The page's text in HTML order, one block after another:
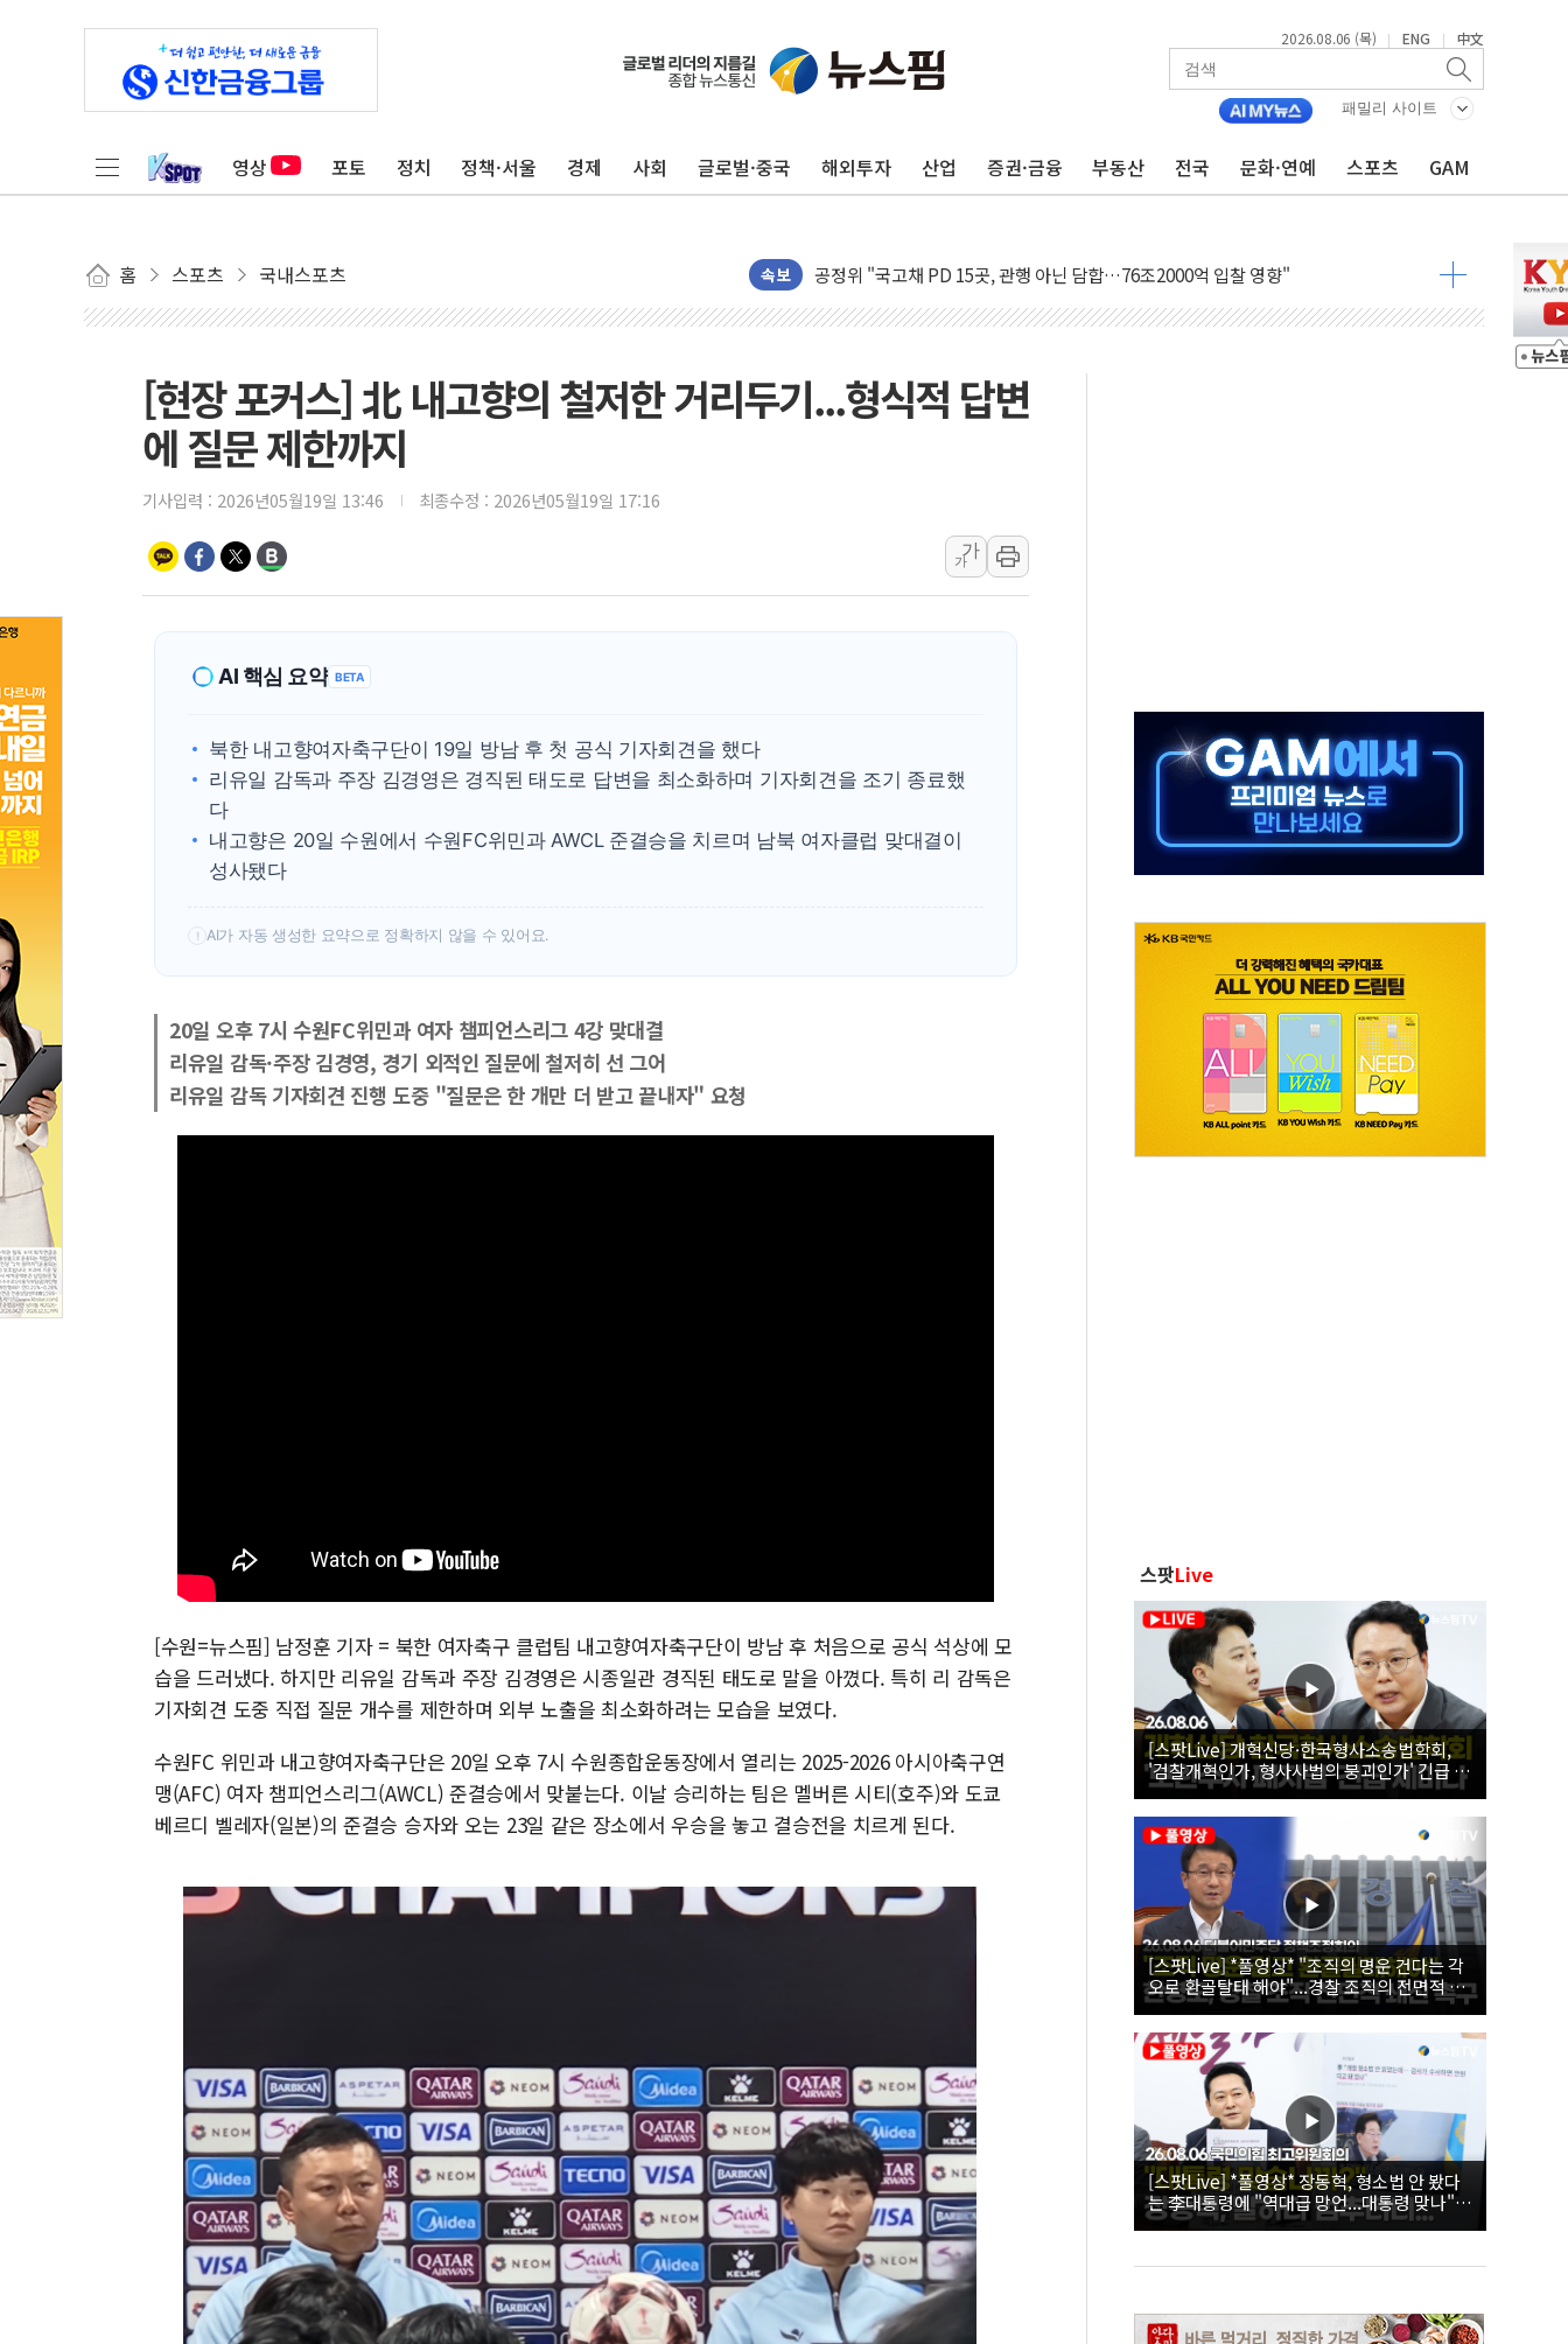
2026.08.06 (목) | ENG | 中文
패밀리 사이트
영상 포토 정치 정책·서울 경제 사회 글로벌·중국 해외투자 산업 증권·금융 부동산 전국 문화·연예 스포츠 GAM
홈 스포츠 국내스포츠 속보
법원, 한미 임주현 지분 100억 가압류 결정…4자 연합 균열 조짐
엔씨, '게임스컴 2026'서 글로벌 신작 라인업 공개
[AI 카드뉴스] 어린이집·유치원 비상! 수족구병이 다시 유행합니다.
운수업·기업활동 '원스톱'으로...데이터처, 기업 3만1000곳 경제통계조사
공정위 "국고채 PD 15곳, 관행 아닌 담합…76조2000억 입찰 영향"
중소기업 기술자료 중국 계열사에 넘긴 세라젬…공정위 과징금 4억3200만원
국표원, 해외직구 물놀이기구·유아용품 등 94개 제품 안전기준 '부적합'
쉐이크쉑, 남양주 현대아울렛에 '다산점' 열어
소방청, 전국 시·도 구급과장 회의…중증환자 이송체계 전국 확대 점검
[K메이커] 코셔에서 할랄까지…대상, 종가가 넘은 건 국경 아닌 '식문화 장벽'
[현장 포커스] 北 내고향의 철저한 거리두기...형식적 답변
에 질문 제한까지
기사입력 : 2026년05월19일 13:46 최종수정 : 2026년05월19일 17:16
가
가
AI 핵심 요약 BETA
북한 내고향여자축구단이 19일 방남 후 첫 공식 기자회견을 했다
리유일 감독과 주장 김경영은 경직된 태도로 답변을 최소화하며 기자회견을 조기 종료했
다
내고향은 20일 수원에서 수원FC위민과 AWCL 준결승을 치르며 남북 여자클럽 맞대결이
성사됐다
! AI가 자동 생성한 요약으로 정확하지 않을 수 있어요.
20일 오후 7시 수원FC위민과 여자 챔피언스리그 4강 맞대결
리유일 감독·주장 김경영, 경기 외적인 질문에 철저히 선 그어
리유일 감독 기자회견 진행 도중 "질문은 한 개만 더 받고 끝내자" 요청
[수원=뉴스핌] 남정훈 기자 = 북한 여자축구 클럽팀 내고향여자축구단이 방남 후 처음으로 공식 석상에 모
습을 드러냈다. 하지만 리유일 감독과 주장 김경영은 시종일관 경직된 태도로 말을 아꼈다. 특히 리 감독은
기자회견 도중 직접 질문 개수를 제한하며 외부 노출을 최소화하려는 모습을 보였다.
수원FC 위민과 내고향여자축구단은 20일 오후 7시 수원종합운동장에서 열리는 2025-2026 아시아축구연
맹(AFC) 여자 챔피언스리그(AWCL) 준결승에서 맞붙는다. 이날 승리하는 팀은 멜버른 시티(호주)와 도쿄
베르디 벨레자(일본)의 준결승 승자와 오는 23일 같은 장소에서 우승을 놓고 결승전을 치르게 된다.
스팟Live
[스팟Live] 개혁신당·한국형사소송법학회,
'검찰개혁인가, 형사사법의 붕괴인가' 긴급 세
미나｜26.08.06
[스팟Live] *풀영상* "조직의 명운 건다는 각
오로 환골탈태 해야"...경찰 조직의 전면적 쇄
신 촉구한 한병도 | 26.08.06 더불어민주당 정
책조정회의
[스팟Live] *풀영상* 장동혁, 형소법 안 봤다
는 李대통령에 "역대급 망언...대통령 맞나"｜
26.08.06 국민의힘 최고위원회의